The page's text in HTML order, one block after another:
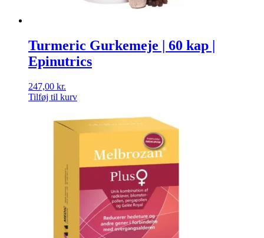
Turmeric Gurkemeje | 60 kap |
Epinutrics
247,00 kr.
Tilføj til kurv